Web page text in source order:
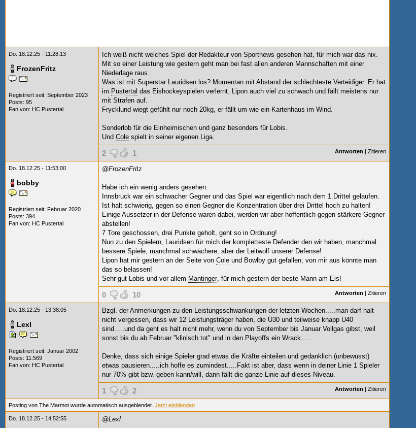
Do. 18.12.25 - 11:28:13
FrozenFritz
Registriert seit: September 2023
Posts: 95
Fan von: HC Pustertal
Ich weiß nicht welches Spiel der Redakteur von Sportnews gesehen hat, für mich war das nix.
Mit so einer Leistung wie gestern geht man bei fast allen anderen Mannschaften mit einer
Niederlage raus.
Was ist mit Superstar Lauridsen los? Momentan mit Abstand der schlechteste Verteidiger. Er hat
im Pustertal das Eishockeyspielen verlernt. Lipon auch viel zu schwach und fällt meistens nur
mit Strafen auf.
Frycklund wiegt gefühlt nur noch 20kg, er fällt um wie ein Kartenhaus im Wind.
Sonderlob für die Einheimischen und ganz besonders für Lobis.
Und Cole spielt in seiner eigenen Liga.
2 1 Antworten | Zitieren
Do. 18.12.25 - 11:53:00
bobby
Registriert seit: Februar 2020
Posts: 394
Fan von: HC Pustertal
@FrozenFritz
Habe ich ein wenig anders gesehen.
Innsbruck war ein schwacher Gegner und das Spiel war eigentlich nach dem 1.Drittel gelaufen.
Ist halt schwierig, gegen so einen Gegner die Konzentration über drei Drittel hoch zu halten!
Einige Aussetzer in der Defense waren dabei, werden wir aber hoffentlich gegen stärkere Gegner
abstellen!
7 Tore geschossen, drei Punkte geholt, geht so in Ordnung!
Nun zu den Spielern, Lauridsen für mich der kompletteste Defender den wir haben, manchmal
bessere Spiele, manchmal schwächere, aber der Leitwolf unserer Defense!
Lipon hat mir gestern an der Seite von Cole und Bowlby gut gefallen, von mir aus könnte man
das so belassen!
Sehr gut Lobis und vor allem Mantinger, für mich gestern der beste Mann am Eis!
0 10 Antworten | Zitieren
Do. 18.12.25 - 13:38:05
Lexl
Registriert seit: Januar 2002
Posts: 11.569
Fan von: HC Pustertal
Bzgl. der Anmerkungen zu den Leistungsschwankungen der letzten Wochen.....man darf halt
nicht vergessen, dass wir 12 Leistungsträger haben, die Ü30 und teilweise knapp U40
sind.....und da geht es halt nicht mehr, wenn du von September bis Januar Vollgas gibst, weil
sonst bis du ab Februar "klinisch tot" und in den Playoffs ein Wrack......
Denke, dass sich einige Spieler grad etwas die Kräfte einteilen und gedanklich (unbewusst)
etwas pausieren.....ich hoffe es zumindest.....Fakt ist aber, dass wenn in deiner Linie 1 Spieler
nur 70% gibt bzw. geben kann/will, dann fällt die ganze Linie auf dieses Niveau.
1 2 Antworten | Zitieren
Posting von The Marmot wurde automatisch ausgeblendet. Jetzt einblenden
Do. 18.12.25 - 14:52:55 @Lexl